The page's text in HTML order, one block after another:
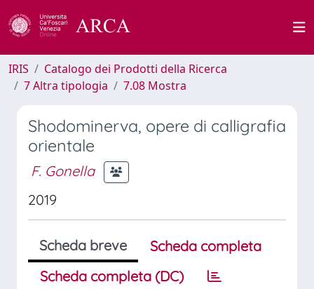
IRIS
Catalogo dei Prodotti della Ricerca
7 Altra tipologia
7.08 Mostra
Shodominerva, opere di calligrafia
orientale
F. Gonella
2019
Scheda breve
Scheda completa
Scheda completa (DC)